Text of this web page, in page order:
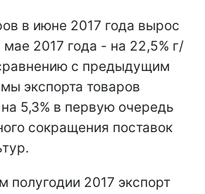
в июне 2017 года вырос
мае 2017 года - на 22,5% г/
с предыдущим
экспорта товаров
5,3% в первую очередь
сокращения поставок
полугодии 2017 экспорт